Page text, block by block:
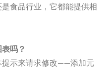
食品行业，它都能提供相
吗？
提示来请求修改——添加元